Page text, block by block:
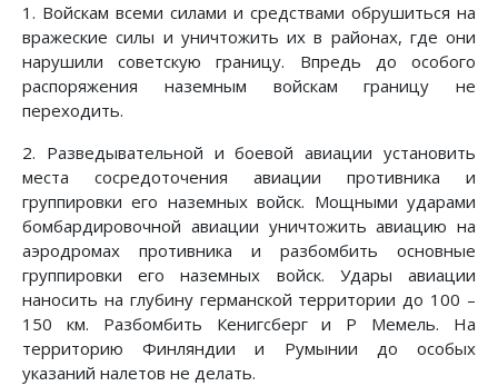
1. Войскам всеми силами и средствами обрушиться на
вражеские силы и уничтожить их в районах, где они
нарушили советскую границу. Впредь до особого
распо­ряжения наземным войскам границу не
переходить.
2. Разведывательной и боевой авиации установить
места сосредоточения авиации противника и
группировки его наземных войск. Мощными ударами
бомбардировоч­ной авиации уничтожить авиацию на
аэродромах против­ника и разбомбить основные
группировки его наземных войск. Удары авиации
наносить на глубину германской территории до 100 –
150 км. Разбомбить Кенигсберг и Р Мемель. На
территорию Финляндии и Румынии до осо­бых
указаний налетов не делать.